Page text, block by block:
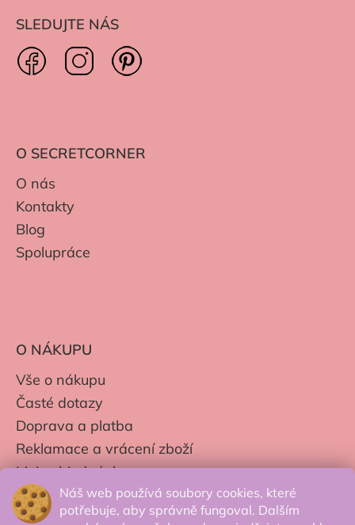
Náš web používá soubory cookies, které
potřebuje, aby správně fungoval. Dalším
SLEDUJTE NÁS
O SECRETCORNER
O nás
Kontakty
Blog
Spolupráce
O NÁKUPU
Vše o nákupu
Časté dotazy
Doprava a platba
Reklamace a vrácení zboží
Moje objednávky
Obchodní podmínky
Zpracování os. údajů